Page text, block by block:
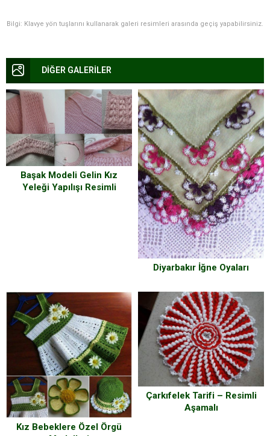
Bilgi: Klavye yön tuşlarını kullanarak galeri resimleri arasında geçiş yapabilirsiniz.
DİĞER GALERİLER
Başak Modeli Gelin Kız
Yeleği Yapılışı Resimli
Diyarbakır İğne Oyaları
Kız Bebeklere Özel Örgü
Çarkıfelek Tarifi – Resimli
Aşamalı